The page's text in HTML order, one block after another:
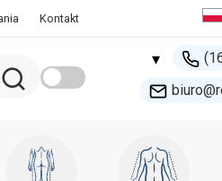
Kontakt
▾